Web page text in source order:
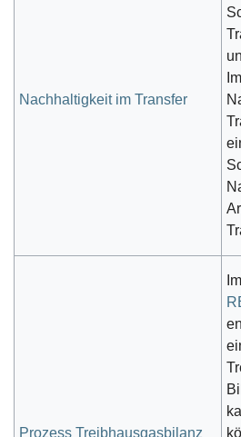
Nachhaltigkeit im Transfer
Prozess Treibhausgasbilanz